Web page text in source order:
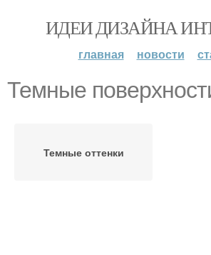
ИДЕИ ДИЗАЙНА
главная новости
Темные
Темные оттенки